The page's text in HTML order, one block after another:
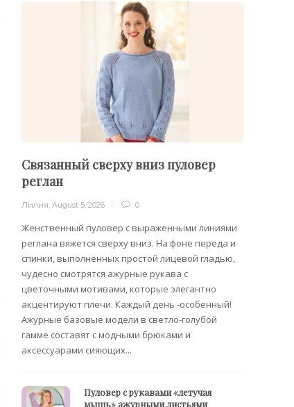
Связанный сверху вниз пуловер
реглан
Лилия ,August 5, 2026 0
Женственный пуловер с выраженными линиями
реглана вяжется сверху вниз. На фоне переда и
спинки, выполненных простой лицевой гладью,
чудесно смотрятся ажурные рукава с
цветочными мотивами, которые элегантно
акцентируют плечи. Каждый день -особенный!
Ажурные базовые модели в светло-голубой
гамме составят с модными брюками и
аксессуарами сияющих...
Пуловер с рукавами «летучая
мышь» ажурными листьями